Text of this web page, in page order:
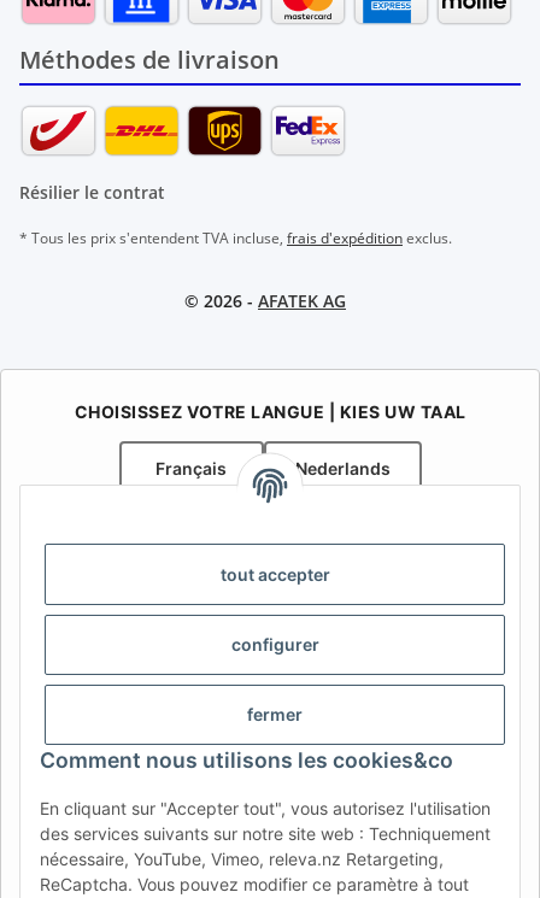
tout accepter
configurer
fermer
Comment nous utilisons les cookies&co
En cliquant sur "Accepter tout", vous autorisez l'utilisation
des services suivants sur notre site web : Techniquement
nécessaire, YouTube, Vimeo, releva.nz Retargeting,
ReCaptcha. Vous pouvez modifier ce paramètre à tout
Méthodes de livraison
Résilier le contrat
* Tous les prix s'entendent TVA incluse, frais d'expéditionexclus.
© 2026 - AFATEK AG
CHOISISSEZ VOTRE LANGUE | KIES UW TAAL
Français Nederlands
specialist in onderdelen voor aanhangwagens
Contact:info@afatek.com
AFATEK INTERNATIONAL – SELECT REGION & LANGUAGE |
CHOISIR LA RÉGION ET LA LANGUE | SELECCIONAR REGIÓN E
CH (IT) BE (NL) BE (FR) NL
FR IT ES DK PL